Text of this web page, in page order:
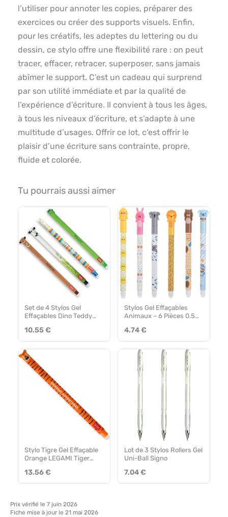
l’utiliser pour annoter les copies, préparer des
exercices ou créer des supports visuels. Enfin,
pour les créatifs, les adeptes du lettering ou du
dessin, ce stylo offre une flexibilité rare : on peut
tracer, effacer, retracer, superposer, sans jamais
abîmer le support. C’est un cadeau qui surprend
par son utilité immédiate et par la qualité de
l’expérience d’écriture. Il convient à tous les âges,
à tous les niveaux d’écriture, et s’adapte à une
multitude d’usages. Offrir ce lot, c’est offrir le
plaisir d’une écriture sans contrainte, propre,
fluide et colorée.
Tu pourrais aussi aimer
Set de 4 Stylos Gel
Effaçables Dino Teddy
10.55 €
Stylos Gel Effaçables
Animaux – 6 Pièces 0.5
4.74 €
Stylo Tigre Gel Effaçable
Orange LEGAMI Tiger
13.56 €
Lot de 3 Stylos Rollers Gel
Uni-Ball Signo
7.04 €
Prix vérifié le 7 juin 2026
Fiche mise à jour le 21 mai 2026